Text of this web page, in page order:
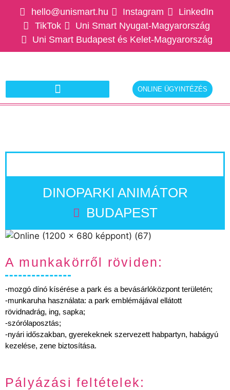
hello@unismart.hu Instagram
LinkedIn
TikTok
Uni Smart Nyugat-Magyarország
Uni Smart Budapest és Kelet-Magyarország
ONLINE ÜGYINTÉZÉS
DINOPARKI ANIMÁTOR
BUDAPEST
A munkakörről röviden:
-mozgó dínó kísérése a park és a bevásárlóközpont területén;
-munkaruha használata: a park emblémájával ellátott
rövidnadrág, ing, sapka;
-szórólaposztás;
-nyári időszakban, gyerekeknek szervezett habpartyn, habágyú
kezelése, zene biztosítása.
Pályázási feltételek: